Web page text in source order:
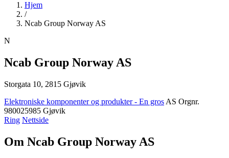
Hjem
/
Ncab Group Norway AS
N
Ncab Group Norway AS
Storgata 10, 2815 Gjøvik
Elektroniske komponenter og produkter - En gros AS Orgnr.
980025985 Gjøvik
Ring Nettside
Om Ncab Group Norway AS